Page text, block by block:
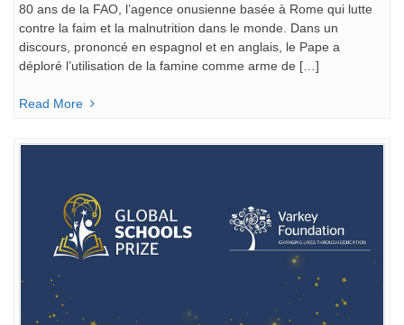
80 ans de la FAO, l’agence onusienne basée à Rome qui lutte
contre la faim et la malnutrition dans le monde. Dans un
discours, prononcé en espagnol et en anglais, le Pape a
déploré l’utilisation de la famine comme arme de […]
Read More